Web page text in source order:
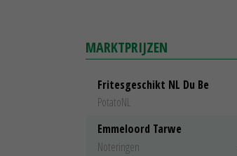
MARKTPRIJZEN
Fritesgeschikt NL Du Be
PotatoNL
Emmeloord Tarwe
Noteringen